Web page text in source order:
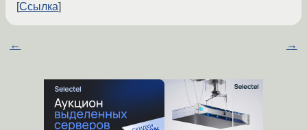
Ссылка
← →